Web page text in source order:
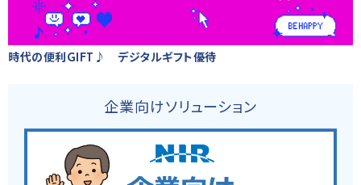
時代の便利GIFT♪ デジタルギフト優待
企業向けソリューション